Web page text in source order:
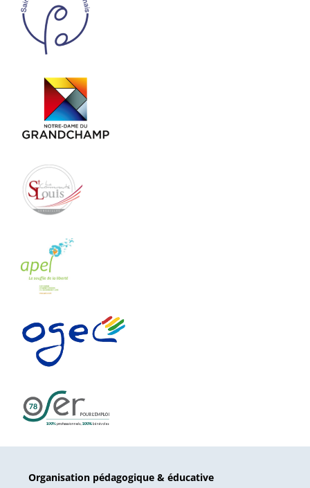
Organisation pédagogique & éducative